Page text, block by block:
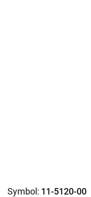
Symbol: 11-5120-00